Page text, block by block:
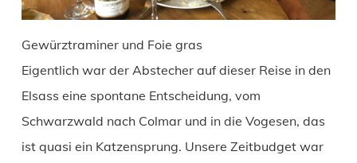
Gewürztraminer und Foie gras
Eigentlich war der Abstecher auf dieser Reise in den
Elsass eine spontane Entscheidung, vom
Schwarzwald nach Colmar und in die Vogesen, das
ist quasi ein Katzensprung. Unsere Zeitbudget war